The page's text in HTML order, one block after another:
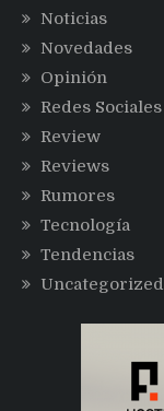
Noticias
Novedades
Opinión
Redes Sociales
Review
Reviews
Rumores
Tecnología
Tendencias
Uncategorized